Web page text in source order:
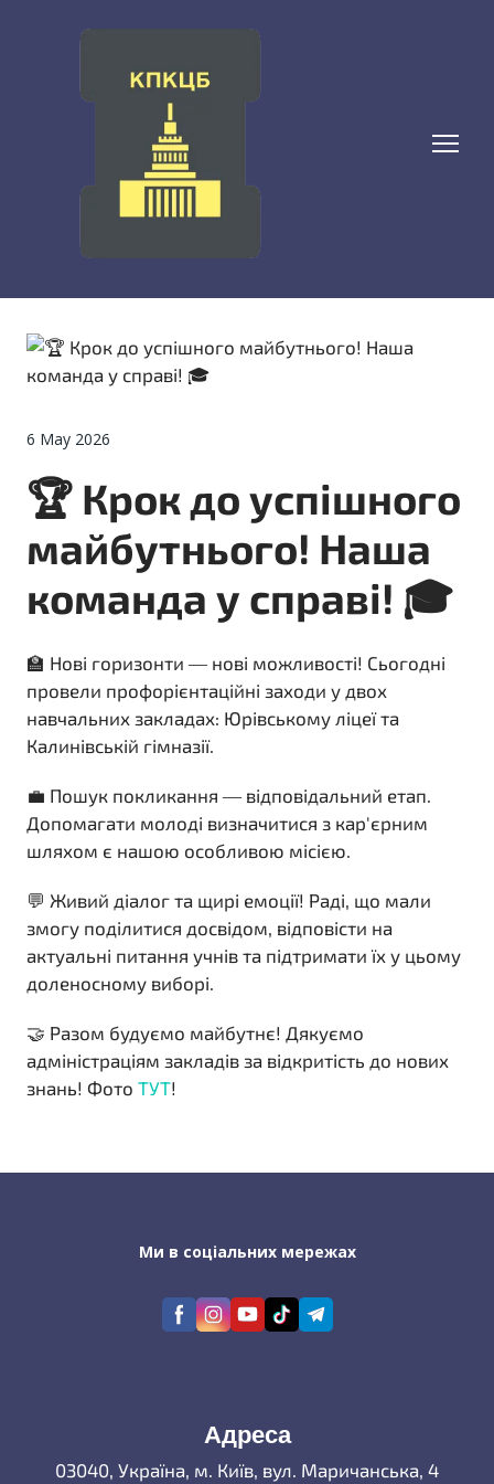
6 May 2026
🏆 Крок до успішного
майбутнього! Наша
команда у справі! 🎓
🏫 Нові горизонти — нові можливості! Сьогодні
провели профорієнтаційні заходи у двох
навчальних закладах: Юрівському ліцеї та
Калинівській гімназії.
💼 Пошук покликання — відповідальний етап.
Допомагати молоді визначитися з кар'єрним
шляхом є нашою особливою місією.
💬 Живий діалог та щирі емоції! Раді, що мали
змогу поділитися досвідом, відповісти на
актуальні питання учнів та підтримати їх у цьому
доленосному виборі.
🤝 Разом будуємо майбутнє! Дякуємо
адміністраціям закладів за відкритість до нових
знань! Фото ТУТ!
Ми в соціальних мережах
Адреса
03040, Україна, м. Київ, вул. Маричанська, 4